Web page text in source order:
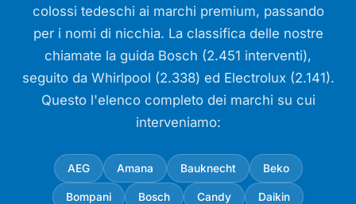
colossi tedeschi ai marchi premium, passando
per i nomi di nicchia. La classifica delle nostre
chiamate la guida Bosch (2.451 interventi),
seguito da Whirlpool (2.338) ed Electrolux (2.141).
Questo l'elenco completo dei marchi su cui
interveniamo:
AEG Amana Bauknecht Beko
Bompani Bosch Candy Daikin